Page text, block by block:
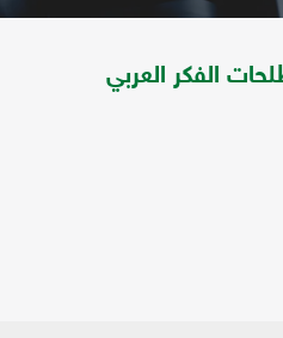
الفكر العربي